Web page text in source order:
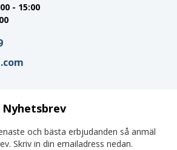
Nyhetsbrev
och bästa erbjudanden så anmäl
Skriv in din emailadress nedan.
- 15:00